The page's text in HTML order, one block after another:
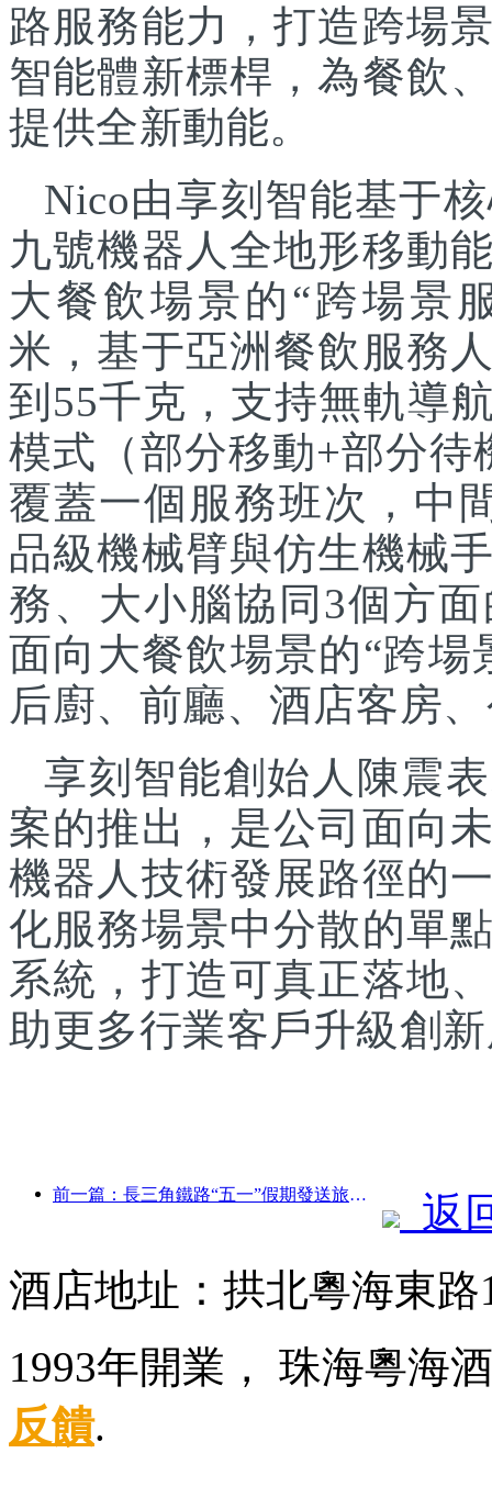
路服務能力，打造跨場
智能體新標桿，為餐飲
提供全新動能。
Nico由享刻智能基于
九號機器人全地形移動
大餐飲場景的“跨場景
米，基于亞洲餐飲服務
到55千克，支持無軌導
模式（部分移動+部分待
覆蓋一個服務班次，中
品級機械臂與仿生機械
務、大小腦協同3個方
面向大餐飲場景的“跨
后廚、前廳、酒店客房
享刻智能創始人陳震
案的推出，是公司面向
機器人技術發展路徑的
化服務場景中分散的單
系統，打造可真正落地
助更多行業客戶升級創
前一篇：長三角鐵路“五一”假期發送旅客超2138萬人次
返
酒店地址：拱北粵海東
1993年開業， 珠海粵
反饋.